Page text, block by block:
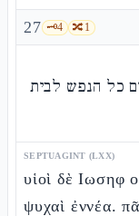
27 🗝️4 🔀1
כל הנפש לבית
SEPTUAGINT (LXX)
υἱοὶ δὲ Ιωσηφ
ψυχαὶ ἐννέα.